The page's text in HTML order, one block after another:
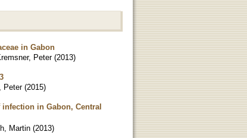
in Gabon
Peter (2013)
Peter (2015)
in Gabon, Central
Martin (2013)